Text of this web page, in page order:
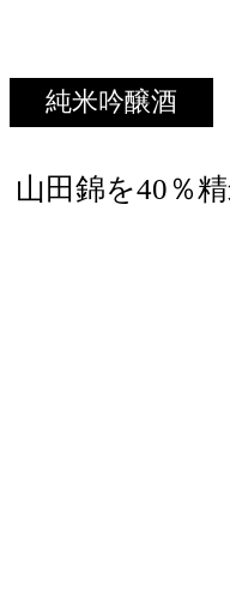
純米吟醸酒
山田錦を40％